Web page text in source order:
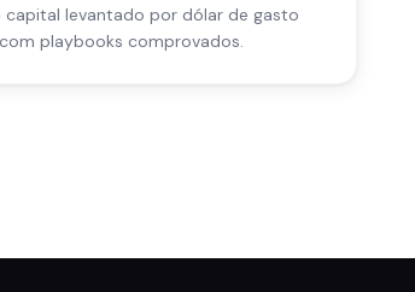
capital levantado por dólar de gasto
playbooks comprovados.